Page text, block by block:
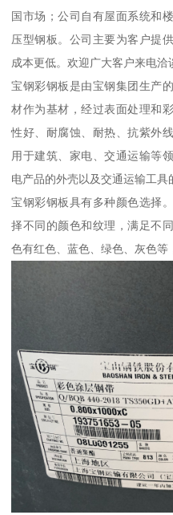
国市场；公司自有屋面系统和
压型钢板。公司主要为客户提
成本更低。欢迎广大客户来电洽
宝钢彩钢板是由宝钢集团生产
材作为基材，经过表面处理和
性好、耐腐蚀、耐热、抗紫外
用于建筑、家电、交通运输等
电产品的外壳以及交通运输工具
宝钢彩钢板具有多种颜色选择
择不同的颜色和纹理，满足不
色有红色、蓝色、绿色、灰色等